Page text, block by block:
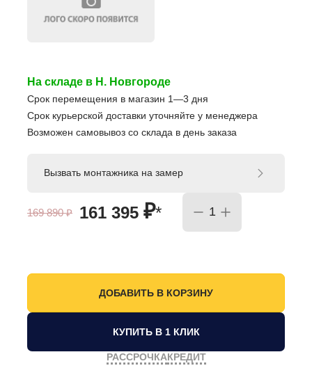
На складе в Н. Новгороде
Срок перемещения в магазин 1—3 дня
Срок курьерской доставки уточняйте у менеджера
Возможен самовывоз со склада в день заказа
169 890₽ 161 395 ₽*
Вызвать монтажника на замер
КУПИТЬ В 1 КЛИК
РАССРОЧКАКРЕДИТ